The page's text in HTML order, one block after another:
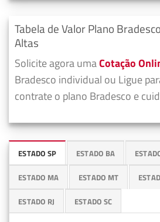
Tabela de Valor Plano
Altas
Solicite agora umaCotação
Bradesco individual ou Ligue
contrate o plano Bradesco e
ESTADO SP ESTADO BA
ESTADO MA ESTADO MT
ESTADO RJ ESTADO SC